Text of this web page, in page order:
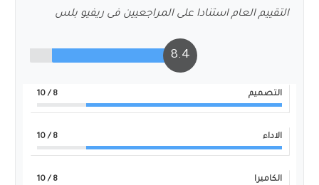
التقييم العام استنادا على المراجعيين فى ريفيو بلس
8.4
التصميم 8
/ 10
الاداء 8
/ 10
الكاميرا 8
/ 10